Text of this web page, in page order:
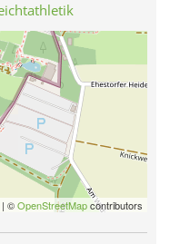
| ©OpenStreetMapcontributors